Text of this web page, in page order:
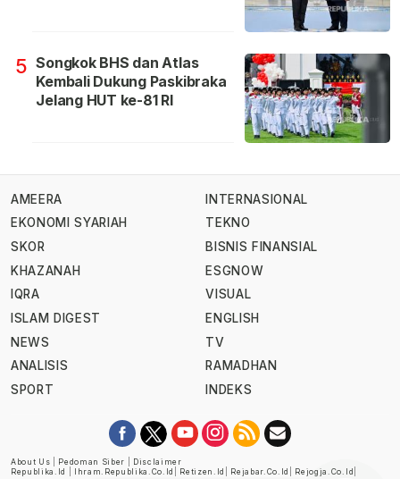
5 Songkok BHS dan Atlas
Kembali Dukung Paskibraka
Jelang HUT ke-81 RI
AMEERA
EKONOMI SYARIAH
SKOR
KHAZANAH
IQRA
ISLAM DIGEST
NEWS
ANALISIS
SPORT
INTERNASIONAL
TEKNO
BISNIS FINANSIAL
ESGNOW
VISUAL
ENGLISH
TV
RAMADHAN
INDEKS
About Us Pedoman Siber
Disclaimer
Republika.id
Ihram.republika.co.id Retizen.id Rejabar.co.id Rejogja.co.id